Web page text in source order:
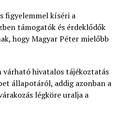
figyelemmel kíséri a
támogatók és érdeklődők
hogy Magyar Péter mielőbb
várható hivatalos tájékoztatás
állapotáról, addig azonban a
légköre uralja a